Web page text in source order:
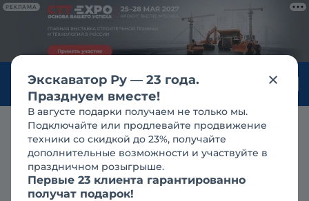
РЕКЛАМА
Войти
Каталог компаний О компании
Экскаватор Ру — 23 года.
Празднуем вместе!
В августе подарки получаем не только мы.
Подключайте или продлевайте продвижение
техники со скидкой до 23%, получайте
дополнительные возможности и участвуйте в
праздничном розыгрыше.
Первые 23 клиента гарантированно
получат подарок!